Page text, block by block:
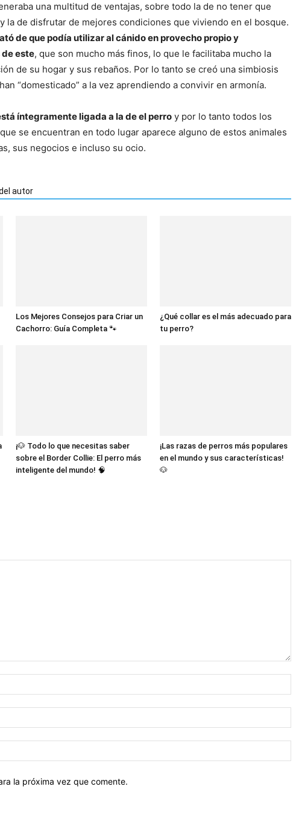
una multitud de ventajas, sobre todo la de no tener que
la de disfrutar de mejores condiciones que viviendo en el bosque.
de que podía utilizar al cánido en provecho propio y
este, que son mucho más finos, lo que le facilitaba mucho la
de su hogar y sus rebaños. Por lo tanto se creó una simbiosis
“domesticado” a la vez aprendiendo a convivir en armonía.
íntegramente ligada a la de el perro y por lo tanto todos los
se encuentran en todo lugar aparece alguno de estos animales
sus negocios e incluso su ocio.
autor
Los Mejores Consejos para Criar un
Cachorro: Guía Completa 🐾
¿Qué collar es el más adecuado para
tu perro?
¡🐶 Todo lo que necesitas saber
sobre el Border Collie: El perro más
inteligente del mundo! 🧠
¡Las razas de perros más populares
en el mundo y sus características!
🐶
la próxima vez que comente.